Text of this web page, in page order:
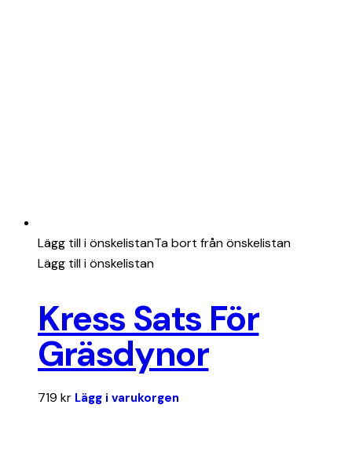
Lägg till i önskelistanTa bort från önskelistan
Lägg till i önskelistan
Kress Sats För
Gräsdynor
719 kr Lägg i varukorgen